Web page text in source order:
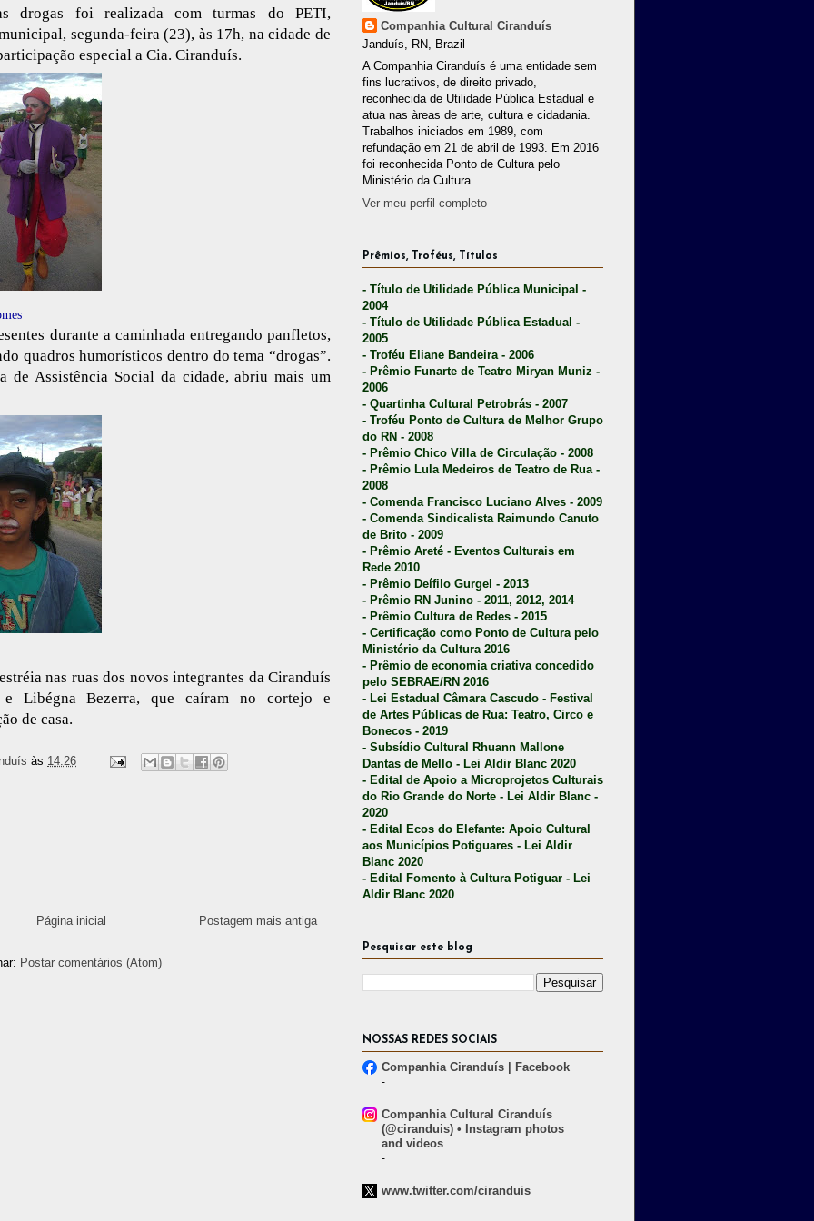
drogas foi realizada com turmas do PETI,
segunda-feira (23), às 17h, na cidade de
especial a Cia. Ciranduís.
durante a caminhada entregando panfletos,
quadros humorísticos dentro do tema “drogas”.
de Assistência Social da cidade, abriu mais um
nas ruas dos novos integrantes da Ciranduís
e Libégna Bezerra, que caíram no cortejo e
de casa.
às 14:26
Postagem mais antiga
Página inicial
Postar comentários (Atom)
Companhia Cultural Ciranduís
Janduís, RN, Brazil
A Companhia Ciranduís é uma entidade sem
fins lucrativos, de direito privado,
reconhecida de Utilidade Pública Estadual e
atua nas àreas de arte, cultura e cidadania.
Trabalhos iniciados em 1989, com
refundação em 21 de abril de 1993. Em 2016
foi reconhecida Ponto de Cultura pelo
Ministério da Cultura.
Ver meu perfil completo
Prêmios, Troféus, Títulos
- Título de Utilidade Pública Municipal -
2004
- Título de Utilidade Pública Estadual -
2005
- Troféu Eliane Bandeira - 2006
- Prêmio Funarte de Teatro Miryan Muniz -
2006
- Quartinha Cultural Petrobrás - 2007
- Troféu Ponto de Cultura de Melhor Grupo
do RN - 2008
- Prêmio Chico Villa de Circulação - 2008
- Prêmio Lula Medeiros de Teatro de Rua -
2008
- Comenda Francisco Luciano Alves - 2009
- Comenda Sindicalista Raimundo Canuto
de Brito - 2009
- Prêmio Areté - Eventos Culturais em
Rede 2010
- Prêmio Deífilo Gurgel - 2013
- Prêmio RN Junino - 2011, 2012, 2014
- Prêmio Cultura de Redes - 2015
- Certificação como Ponto de Cultura pelo
Ministério da Cultura 2016
- Prêmio de economia criativa concedido
pelo SEBRAE/RN 2016
- Lei Estadual Câmara Cascudo - Festival
de Artes Públicas de Rua: Teatro, Circo e
Bonecos - 2019
- Subsídio Cultural Rhuann Mallone
Dantas de Mello - Lei Aldir Blanc 2020
- Edital de Apoio a Microprojetos Culturais
do Rio Grande do Norte - Lei Aldir Blanc -
2020
- Edital Ecos do Elefante: Apoio Cultural
aos Municípios Potiguares - Lei Aldir
Blanc 2020
- Edital Fomento à Cultura Potiguar - Lei
Aldir Blanc 2020
Pesquisar este blog
NOSSAS REDES SOCIAIS
Companhia Ciranduís | Facebook
-
Companhia Cultural Ciranduís
(@ciranduis) • Instagram photos
and videos
-
www.twitter.com/ciranduis
-